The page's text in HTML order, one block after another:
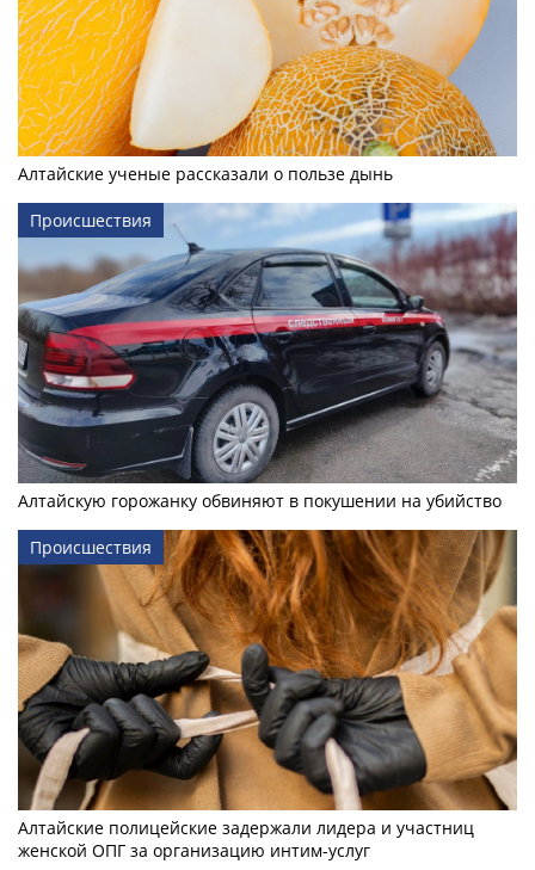
Алтайские ученые рассказали о пользе дынь
Происшествия
Алтайскую горожанку обвиняют в покушении на убийство
Происшествия
Алтайские полицейские задержали лидера и участниц
женской ОПГ за организацию интим-услуг